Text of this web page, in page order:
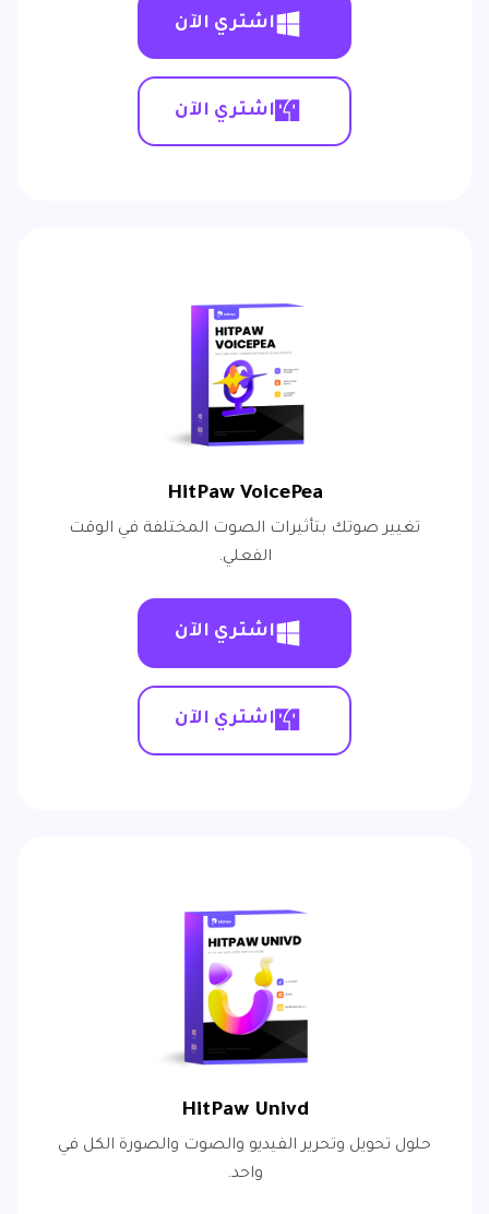
اشتري الآن
اشتري الآن
HitPaw VoicePea
تغيير صوتك بتأثيرات الصوت المختلفة في الوقت
الفعلي.
اشتري الآن
اشتري الآن
HitPaw Univd
حلول تحويل وتحرير الفيديو والصوت والصورة الكل في
واحد.